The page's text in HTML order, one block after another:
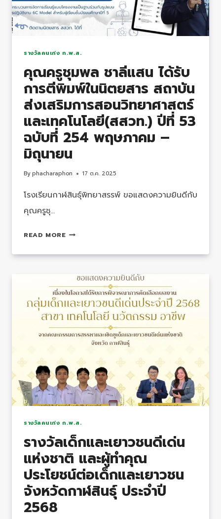
ดวงตา
ให้
6
รางวัลคนเก่ง ก.พ.ส.
คุณครูชุมพล ชาลีแสน ได้รับ
การตีพิมพ์ในนิตยสาร สถาบัน
ส่งเสริมการสอนวิทยาศาสตร์
และเทคโนโลยี(สสวท.) ปีที่ 53
ฉบับที่ 254 พฤษภาคม –
มิถุนายน
Byphacharaphon 17 ต.ค. 2025
โรงเรียนกาฬสินธุ์พิทยาสรรพ์ ขอแสดงความยินดีกับ
คุณครูชุ…
READ MOREคุณครู
ชา
แสน
ได้
รับ
การ
ตี
นิตยสาร
สถาบัน
ส่ง
เสริม
วิทยาศาสตร์
และ
เทคโนโลยี(สสวท.)
ปี
ที่
รางวัลคนเก่ง ก.พ.ส.
รางวัลเด็กและเยาวชนดีเด่น
แห่งชาติ และผู้ทำคุณ
ประโยชน์ต่อเด็กและเยาวชน
จังหวัดกาฬสินธุ์ ประจำปี
2568